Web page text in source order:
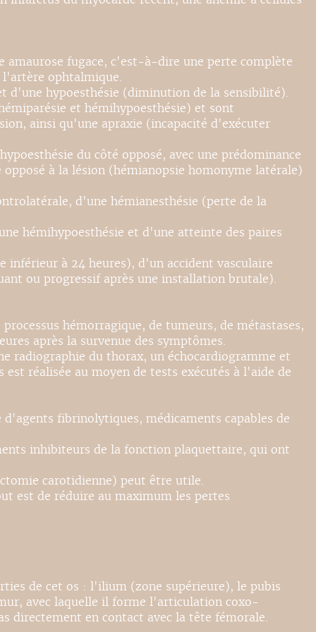
amaurose fugace, c'est-à-dire une perte complète
l'artère ophtalmique.
d'une hypoesthésie (diminution de la sensibilité).
et hémihypoesthésie) et sont
ainsi qu'une apraxie (incapacité d'exécuter
du côté opposé, avec une prédominance
à la lésion (hémianopsie homonyme latérale)
d'une hémianesthésie (perte de la
hémihypoesthésie et d'une atteinte des paires
à 24 heures), d'un accident vasculaire
ou progressif après une installation brutale).
hémorragique, de tumeurs, de métastases,
après la survenue des symptômes.
radiographie du thorax, un échocardiogramme et
réalisée au moyen de tests exécutés à l'aide de
fibrinolytiques, médicaments capables de
inhibiteurs de la fonction plaquettaire, qui ont
carotidienne) peut être utile.
est de réduire au maximum les pertes
de cet os : l'ilium (zone supérieure), le pubis
avec laquelle il forme l'articulation coxo-
directement en contact avec la tête fémorale.